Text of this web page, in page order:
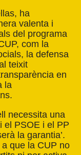
ha
valenta i
del programa
com la
la defensa
teixit
en
la
necessita una
el PSOE i el PP
la garantia’.
que la CUP no